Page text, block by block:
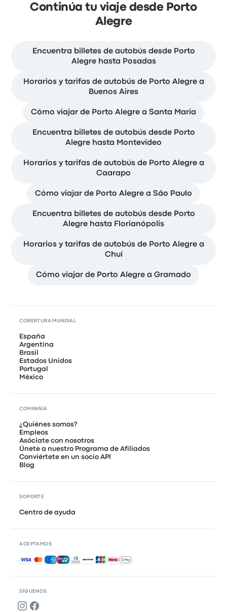
Continúa tu viaje desde Porto
Alegre
Encuentra billetes de autobús desde Porto
Alegre hasta Posadas
Horarios y tarifas de autobús de Porto Alegre a
Buenos Aires
Cómo viajar de Porto Alegre a Santa Maria
Encuentra billetes de autobús desde Porto
Alegre hasta Montevideo
Horarios y tarifas de autobús de Porto Alegre a
Caarapo
Cómo viajar de Porto Alegre a São Paulo
Encuentra billetes de autobús desde Porto
Alegre hasta Florianópolis
Horarios y tarifas de autobús de Porto Alegre a
Chuí
Cómo viajar de Porto Alegre a Gramado
SÍGUENOS
COBERTURA MUNDIAL
España
Argentina
Brasil
Estados Unidos
Portugal
México
COMPAÑÍA
¿Quiénes somos?
Empleos
Asóciate con nosotros
Únete a nuestro Programa de Afiliados
Conviértete en un socio API
Blog
SOPORTE
Centro de ayuda
ACEPTAMOS
Pagos aceptados